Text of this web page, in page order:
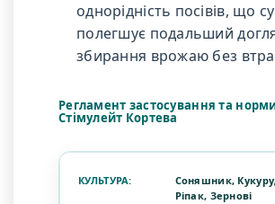
однорідність посівів, що
полегшує подальший
збирання врожаю без
Регламент застосування та
Стімулейт Кортева
Соняшник,
Ріпак, Зернові